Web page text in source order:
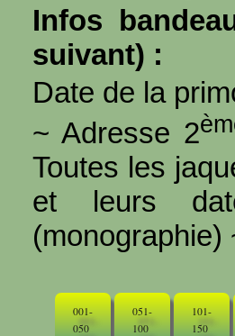
Infos
suivant) :
Date de la
~ Adresse 2
Toutes les
et leurs
(monographie)
001-
050
051-
100
101-
150